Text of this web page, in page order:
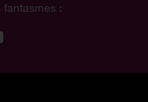
fantasmes :